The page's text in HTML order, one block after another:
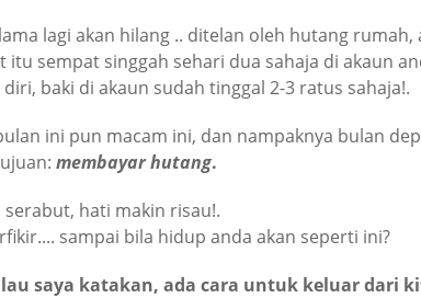
lagi akan hilang .. ditelan oleh hutang
itu sempat singgah sehari dua sahaja di akaun
baki di akaun sudah tinggal 2-3 ratus sahaja!.
ini pun macam ini, dan nampaknya bulan
membayar hutang.
hati makin risau!.
sampai bila hidup anda akan seperti ini?
saya katakan, ada cara untuk keluar dari